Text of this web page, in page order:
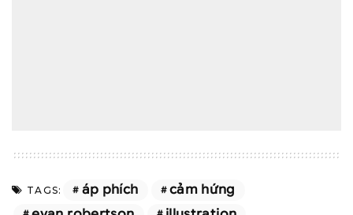
TAGS: áp phích
cảm hứng